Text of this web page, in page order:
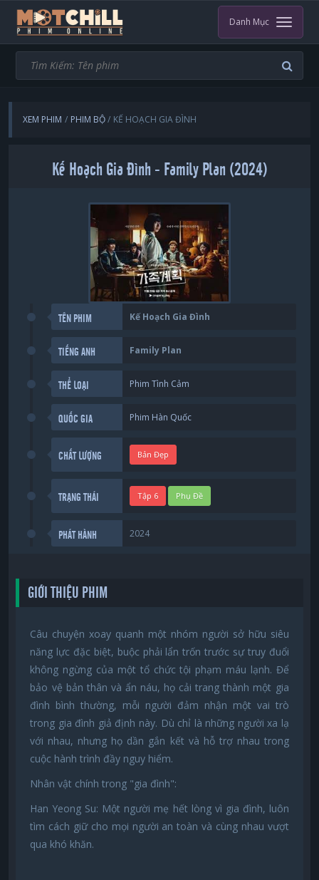
Danh Mục
XEM PHIM PHIM BỘ KẾ HOẠCH GIA ĐÌNH
Kế Hoạch Gia Đình - Family Plan (2024)
TÊN PHIM Kế Hoạch Gia Đình
TIẾNG ANH Family Plan
THỂ LOẠI Phim Tình Cảm
QUỐC GIA Phim Hàn Quốc
CHẤT LƯỢNG Bản Đẹp
TRẠNG THÁI Tập 6 Phụ Đề
PHÁT HÀNH 2024
GIỚI THIỆU PHIM
Câu chuyện xoay quanh một nhóm người sở hữu siêu
năng lực đặc biệt, buộc phải lẩn trốn trước sự truy đuổi
không ngừng của một tổ chức tội phạm máu lạnh. Để
bảo vệ bản thân và ẩn náu, họ cải trang thành một gia
đình bình thường, mỗi người đảm nhận một vai trò
trong gia đình giả định này. Dù chỉ là những người xa lạ
với nhau, nhưng họ dần gắn kết và hỗ trợ nhau trong
cuộc hành trình đầy nguy hiểm.
Nhân vật chính trong "gia đình":
Han Yeong Su: Một người mẹ hết lòng vì gia đình, luôn
tìm cách giữ cho mọi người an toàn và cùng nhau vượt
qua khó khăn.